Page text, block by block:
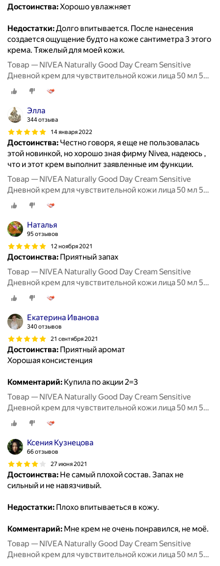
Достоинства:Хорошо увлажняет
Недостатки:Долго впитывается. После нанесения
создается ощущение будто на коже сантиметра 3 этого
крема. Тяжелый для моей кожи.
Товар — NIVEA Naturally Good Day Cream Sensitive
Дневной крем для чувствительной кожи лица 50 мл 50 г
стеклянная банка
Элла
344 отзыва
14 января 2022
Достоинства: Честно говоря, я еще не пользовалась
этой новинкой, но хорошо зная фирму Nivea, надеюсь ,
что и этот крем выполнит заявленные им функции.
Товар — NIVEA Naturally Good Day Cream Sensitive
Дневной крем для чувствительной кожи лица 50 мл 50 г
стеклянная банка
Наталья
95 отзывов
12 ноября 2021
Достоинства: Приятный запах
Товар — NIVEA Naturally Good Day Cream Sensitive
Дневной крем для чувствительной кожи лица 50 мл 50 г
стеклянная банка
Екатерина Иванова
340 отзывов
21 сентября 2021
Достоинства: Приятный аромат
Хорошая консистенция
Комментарий: Купила по акции 2=3
Товар — NIVEA Naturally Good Day Cream Sensitive
Дневной крем для чувствительной кожи лица 50 мл 50 г
стеклянная банка
Ксения Кузнецова
66 отзывов
27 июня 2021
Достоинства: Не самый плохой состав. Запах не
сильный и не навязчивый.
Недостатки: Плохо впитываеться в кожу.
Комментарий: Мне крем не очень понравился, не моё.
Товар — NIVEA Naturally Good Day Cream Sensitive
Дневной крем для чувствительной кожи лица 50 мл 50 г